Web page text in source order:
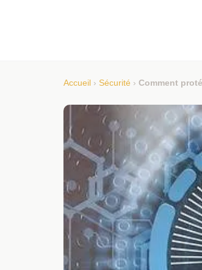
Accueil › Sécurité › Comment